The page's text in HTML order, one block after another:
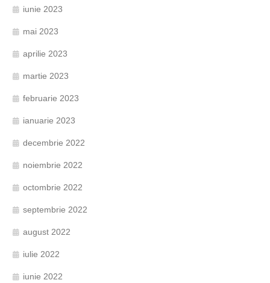
iunie 2023
mai 2023
aprilie 2023
martie 2023
februarie 2023
ianuarie 2023
decembrie 2022
noiembrie 2022
octombrie 2022
septembrie 2022
august 2022
iulie 2022
iunie 2022